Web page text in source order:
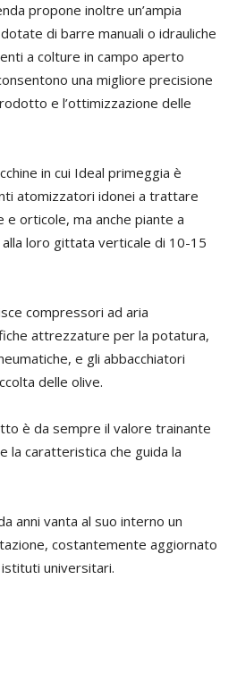
propone inoltre un’ampia
di barre manuali o idrauliche
a colture in campo aperto
una migliore precisione
e l’ottimizzazione delle
in cui Ideal primeggia è
atomizzatori idonei a trattare
e orticole, ma anche piante a
loro gittata verticale di 10-15
compressori ad aria
attrezzature per la potatura,
e gli abbacchiatori
delle olive.
è da sempre il valore trainante
la caratteristica che guida la
anni vanta al suo interno un
costantemente aggiornato
universitari.